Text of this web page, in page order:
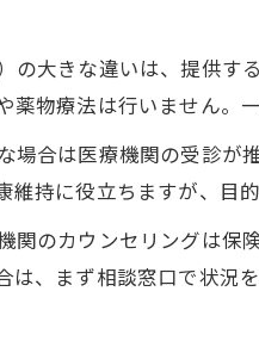
保険適用と自費カウンセ
して相談できるカウンセ
初めてのカウンセリング
カウンセリングを活用し
カウンセリングの不安を
大きな違いは、提供
物療法は行いません。
合は医療機関の受診
持に役立ちますが、目
のカウンセリングは
、まず相談窓口で状況